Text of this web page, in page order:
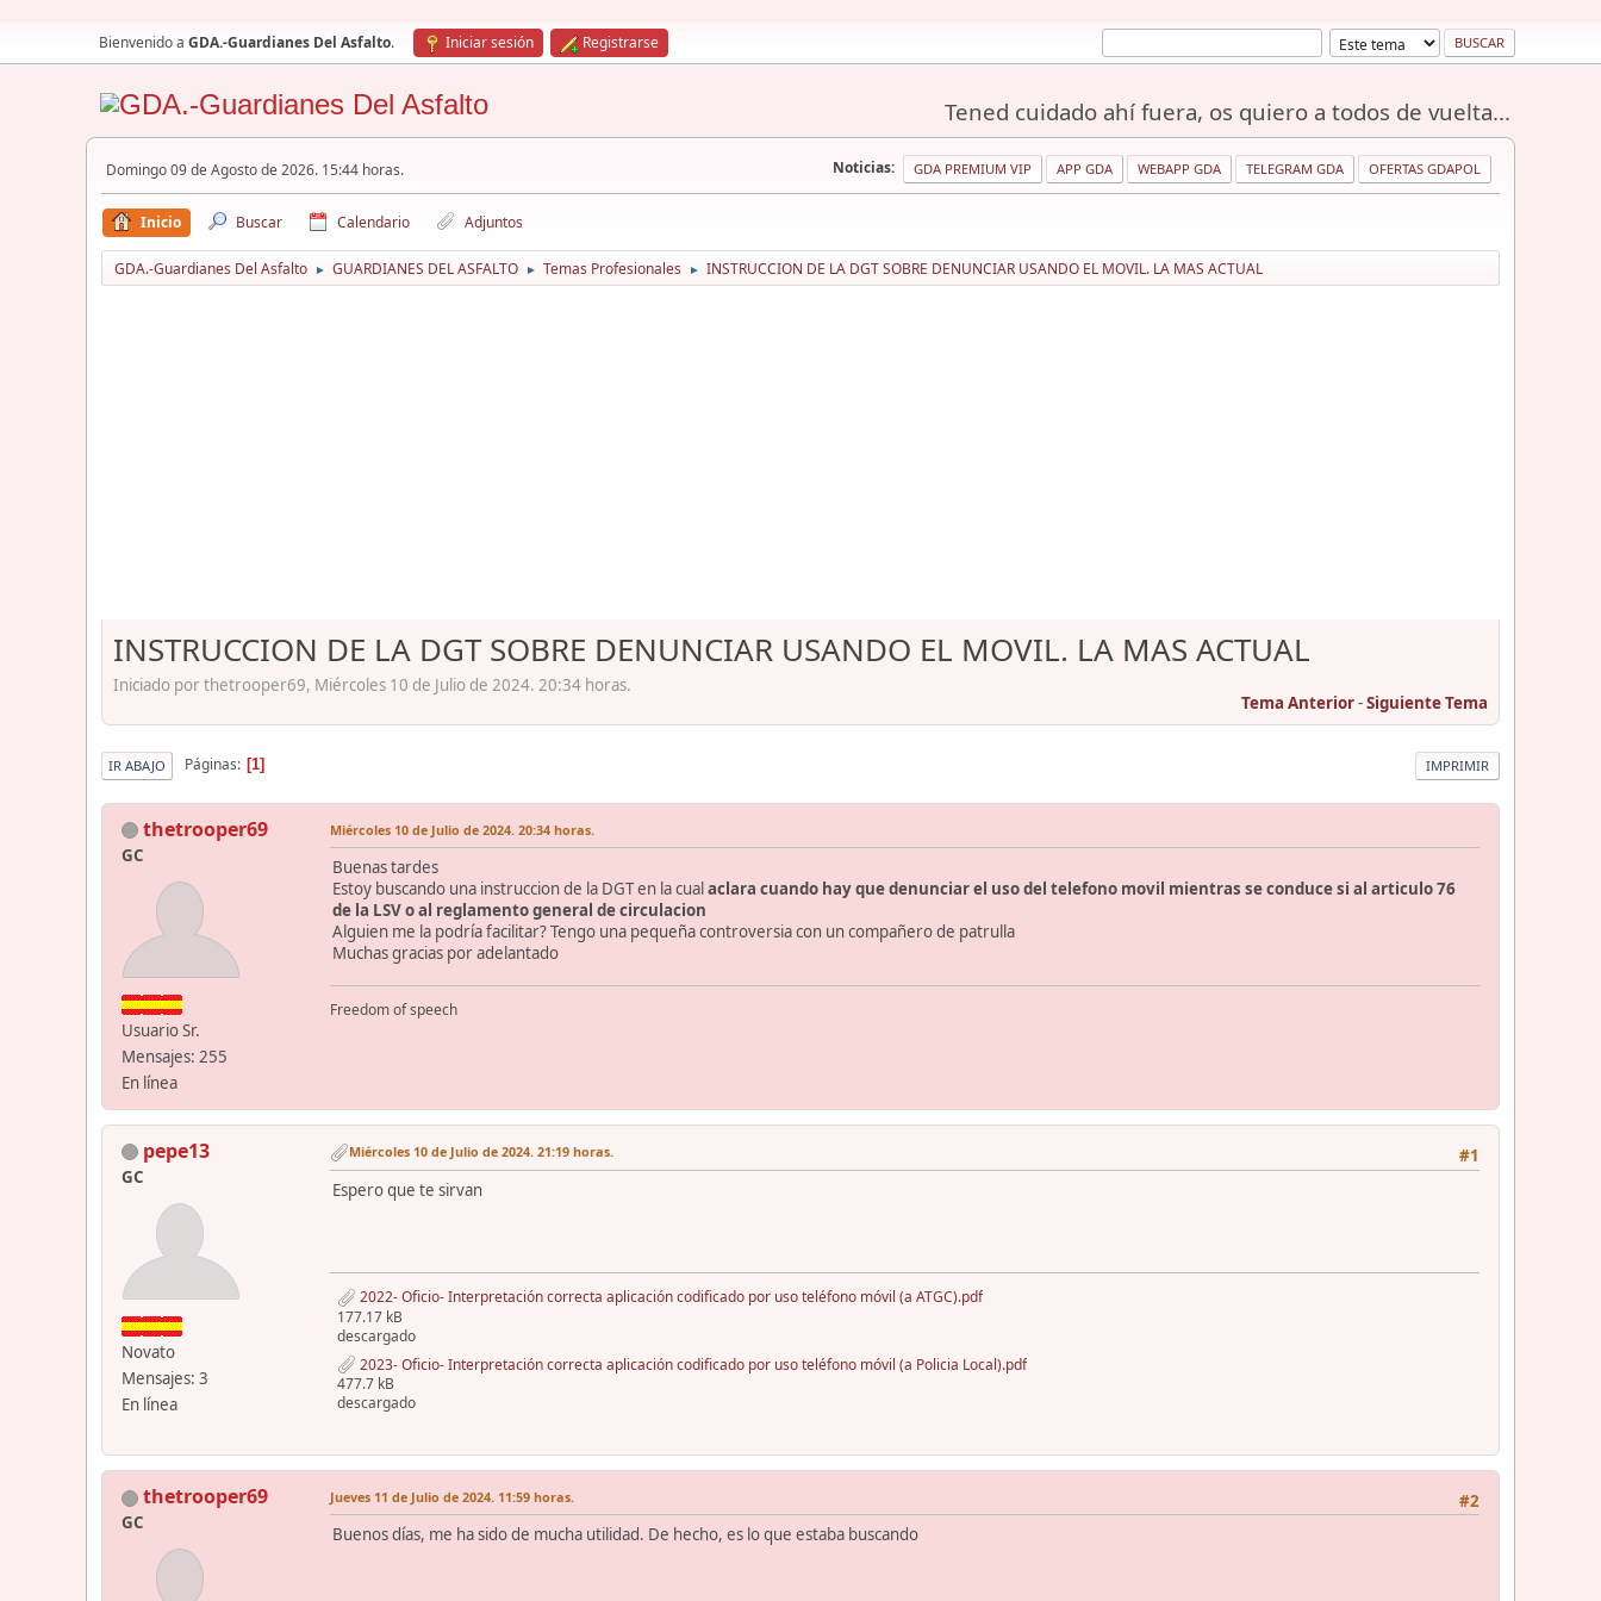
Bienvenido a GDA.-Guardianes Del Asfalto. Iniciar sesión Registrarse
Tened cuidado ahí fuera, os quiero a todos de vuelta...
Domingo 09 de Agosto de 2026. 15:44 horas. Noticias: GDA PREMIUM VIP APP GDA WEBAPP GDA TELEGRAM GDA OFERTAS GDAPOL
Inicio Buscar Calendario Adjuntos
GDA.-Guardianes Del Asfalto ► GUARDIANES DEL ASFALTO ► Temas Profesionales ► INSTRUCCION DE LA DGT SOBRE DENUNCIAR USANDO EL MOVIL. LA MAS ACTUAL
INSTRUCCION DE LA DGT SOBRE DENUNCIAR USANDO EL MOVIL. LA MAS ACTUAL
Iniciado por thetrooper69, Miércoles 10 de Julio de 2024. 20:34 horas.
Tema Anterior-Siguiente Tema
IMPRIMIR
IR ABAJO Páginas 1
thetrooper69
GC
Usuario Sr.
Mensajes: 255
En línea
Miércoles 10 de Julio de 2024. 20:34 horas.
Buenas tardes
Estoy buscando una instruccion de la DGT en la cualaclara cuando hay que denunciar el uso del telefono movil mientras se conduce si al articulo 76
de la LSV o al reglamento general de circulacion
Alguien me la podría facilitar? Tengo una pequeña controversia con un compañero de patrulla
Muchas gracias por adelantado
Freedom of speech
pepe13
GC
Novato
Mensajes: 3
En línea
#1
Miércoles 10 de Julio de 2024. 21:19 horas.
Espero que te sirvan
2022- Oficio- Interpretación correcta aplicación codificado por uso teléfono móvil (a ATGC).pdf
177.17 kB
descargado
2023- Oficio- Interpretación correcta aplicación codificado por uso teléfono móvil (a Policia Local).pdf
477.7 kB
descargado
thetrooper69
GC
#2
Jueves 11 de Julio de 2024. 11:59 horas.
Buenos días, me ha sido de mucha utilidad. De hecho, es lo que estaba buscando